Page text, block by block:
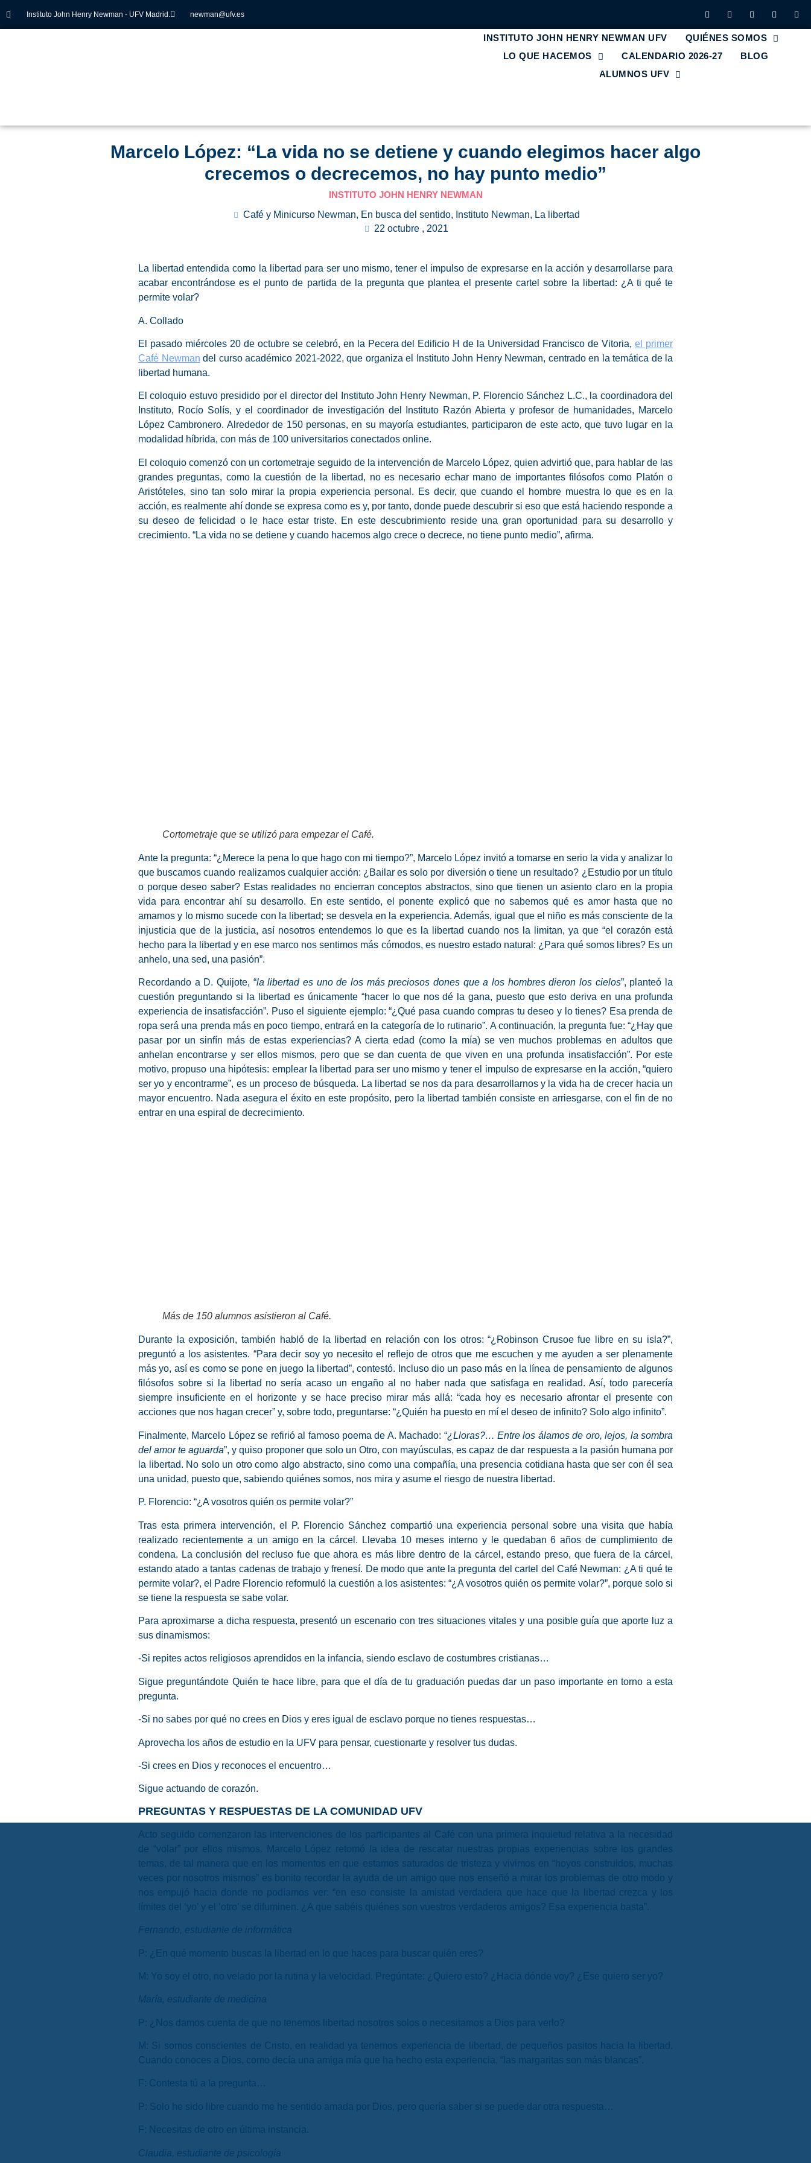
Instituto John Henry Newman - UFV Madrid. newman@ufv.es
INSTITUTO JOHN HENRY NEWMAN UFV
QUIÉNES SOMOS
LO QUE HACEMOS
CALENDARIO 2026-27
BLOG
ALUMNOS UFV
Marcelo López: “La vida no se detiene y cuando elegimos hacer algo
crecemos o decrecemos, no hay punto medio”
INSTITUTO JOHN HENRY NEWMAN
Café y Minicurso Newman, En busca del sentido, Instituto Newman, La libertad
22 octubre , 2021
La libertad entendida como la libertad para ser uno mismo, tener el impulso de expresarse en la acción y desarrollarse para
acabar encontrándose es el punto de partida de la pregunta que plantea el presente cartel sobre la libertad: ¿A ti qué te
permite volar?
A. Collado
El pasado miércoles 20 de octubre se celebró, en la Pecera del Edificio H de la Universidad Francisco de Vitoria,el primer
Café Newman del curso académico 2021-2022, que organiza el Instituto John Henry Newman, centrado en la temática de la
libertad humana.
El coloquio estuvo presidido por el director del Instituto John Henry Newman, P. Florencio Sánchez L.C., la coordinadora del
Instituto, Rocío Solís, y el coordinador de investigación del Instituto Razón Abierta y profesor de humanidades, Marcelo
López Cambronero. Alrededor de 150 personas, en su mayoría estudiantes, participaron de este acto, que tuvo lugar en la
modalidad híbrida, con más de 100 universitarios conectados online.
El coloquio comenzó con un cortometraje seguido de la intervención de Marcelo López, quien advirtió que, para hablar de las
grandes preguntas, como la cuestión de la libertad, no es necesario echar mano de importantes filósofos como Platón o
Aristóteles, sino tan solo mirar la propia experiencia personal. Es decir, que cuando el hombre muestra lo que es en la
acción, es realmente ahí donde se expresa como es y, por tanto, donde puede descubrir si eso que está haciendo responde a
su deseo de felicidad o le hace estar triste. En este descubrimiento reside una gran oportunidad para su desarrollo y
crecimiento. “La vida no se detiene y cuando hacemos algo crece o decrece, no tiene punto medio”, afirma.
Cortometraje que se utilizó para empezar el Café.
Ante la pregunta: “¿Merece la pena lo que hago con mi tiempo?”, Marcelo López invitó a tomarse en serio la vida y analizar lo
que buscamos cuando realizamos cualquier acción: ¿Bailar es solo por diversión o tiene un resultado? ¿Estudio por un título
o porque deseo saber? Estas realidades no encierran conceptos abstractos, sino que tienen un asiento claro en la propia
vida para encontrar ahí su desarrollo. En este sentido, el ponente explicó que no sabemos qué es amor hasta que no
amamos y lo mismo sucede con la libertad; se desvela en la experiencia. Además, igual que el niño es más consciente de la
injusticia que de la justicia, así nosotros entendemos lo que es la libertad cuando nos la limitan, ya que “el corazón está
hecho para la libertad y en ese marco nos sentimos más cómodos, es nuestro estado natural: ¿Para qué somos libres? Es un
anhelo, una sed, una pasión”.
Recordando a D. Quijote, “la libertad es uno de los más preciosos dones que a los hombres dieron los cielos”, planteó la
cuestión preguntando si la libertad es únicamente “hacer lo que nos dé la gana, puesto que esto deriva en una profunda
experiencia de insatisfacción”. Puso el siguiente ejemplo: “¿Qué pasa cuando compras tu deseo y lo tienes? Esa prenda de
ropa será una prenda más en poco tiempo, entrará en la categoría de lo rutinario”. A continuación, la pregunta fue: “¿Hay que
pasar por un sinfín más de estas experiencias? A cierta edad (como la mía) se ven muchos problemas en adultos que
anhelan encontrarse y ser ellos mismos, pero que se dan cuenta de que viven en una profunda insatisfacción”. Por este
motivo, propuso una hipótesis: emplear la libertad para ser uno mismo y tener el impulso de expresarse en la acción, “quiero
ser yo y encontrarme”, es un proceso de búsqueda. La libertad se nos da para desarrollarnos y la vida ha de crecer hacia un
mayor encuentro. Nada asegura el éxito en este propósito, perola libertad también consiste en arriesgarse, con el fin de no
entrar en una espiral de decrecimiento.
Más de 150 alumnos asistieron al Café.
Durante la exposición, también habló de la libertad en relación con los otros: “¿Robinson Crusoe fue libre en su isla?”,
preguntó a los asistentes. “Para decir soy yo necesito el reflejo de otros que me escuchen y me ayuden a ser plenamente
más yo, así es como se pone en juego la libertad”, contestó. Incluso dio un paso más en la línea de pensamiento de algunos
filósofos sobre si la libertad no sería acaso un engaño al no haber nada que satisfaga en realidad. Así, todo parecería
siempre insuficiente en el horizonte y se hace preciso mirar más allá: “cada hoy es necesario afrontar el presente con
acciones que nos hagan crecer” y, sobre todo, preguntarse: “¿Quién ha puesto en mí el deseo de infinito? Solo algo infinito”.
Finalmente, Marcelo López se refirió al famoso poema de A. Machado: “¿Lloras?… Entre los álamos de oro, lejos, la sombra
del amor te aguarda”, y quiso proponer que solo un Otro, con mayúsculas, es capaz de dar respuesta a la pasión humana por
la libertad. No solo un otro como algo abstracto, sino como una compañía, una presencia cotidiana hasta que ser con él sea
una unidad, puesto que, sabiendo quiénes somos, nos mira y asume el riesgo de nuestra libertad.
P. Florencio: “¿A vosotros quién os permite volar?”
Tras esta primera intervención, el P. Florencio Sánchez compartió una experiencia personal sobre unavisita que había
realizado recientemente a un amigo en la cárcel.
Llevaba 10 meses interno y le quedaban 6 años de cumplimiento de
condena. La conclusión del recluso fue que ahora es más libre dentro de la cárcel, estando preso, que fuera de la cárcel,
estando atado a tantas cadenas de trabajo y frenesí. De modo que ante la pregunta del cartel del Café Newman: ¿A ti qué te
permite volar?, el Padre Florencio reformuló la cuestión a los asistentes: “¿A vosotros quién os permite volar?”, porque solo si
se tiene la respuesta se sabe volar.
Para aproximarse a dicha respuesta, presentó un escenario contres situaciones vitalesy una posible guía que aporte luz a
sus dinamismos:
-Si repites actos religiosos aprendidos en la infancia, siendo esclavo de costumbres cristianas…
Sigue preguntándote Quién te hace libre, para que el día de tu graduación puedas dar un paso importante en torno a esta
pregunta.
-Si no sabes por qué no crees en Dios y eres igual de esclavo porque no tienes respuestas…
Aprovecha los años de estudio en la UFV para pensar, cuestionarte y resolver tus dudas.
-Si crees en Dios y reconoces el encuentro…
Sigue actuando de corazón.
PREGUNTAS Y RESPUESTAS DE LA COMUNIDAD UFV
Acto seguido comenzaron las intervenciones de los participantes al Café con una primera inquietud relativa a la necesidad
de “volar” por ellos mismos. Marcelo López retomó la idea de rescatar nuestras propias experiencias sobre los grandes
temas, de tal manera que en los momentos en que estamos saturados de tristeza y vivimos en “hoyos construidos, muchas
veces por nosotros mismos” es bonito recordar la ayuda de un amigo que nos enseñó a mirar los problemas de otro modo y
nos empujó hacia donde no podíamos ver: “en eso consiste la amistad verdadera que hace que la libertad crezca y los
límites del ‘yo’ y el ‘otro’ se difuminen. ¿A que sabéis quiénes son vuestros verdaderos amigos? Esa experiencia basta”.
Fernando, estudiante de informática
P: ¿En qué momento buscas la libertad en lo que haces para buscar quién eres?
M: Yo soy el otro, no velado por la rutina y la velocidad. Pregúntate: ¿Quiero esto? ¿Hacia dónde voy? ¿Ese quiero ser yo?
María, estudiante de medicina
P: ¿Nos damos cuenta de que no tenemos libertad nosotros solos o necesitamos a Dios para verlo?
M: Si somos conscientes de Cristo, en realidad ya tenemos experiencia de libertad, de pequeños pasitos hacia la libertad.
Cuando conoces a Dios, como decía una amiga mía que ha hecho esta experiencia, “las margaritas son más blancas”.
F: Contesta tú a la pregunta…
P: Solo he sido libre cuando me he sentido amada por Dios, pero quería saber si se puede dar otra respuesta…
F: Necesitas de otro en última instancia.
Claudia, estudiante de psicología